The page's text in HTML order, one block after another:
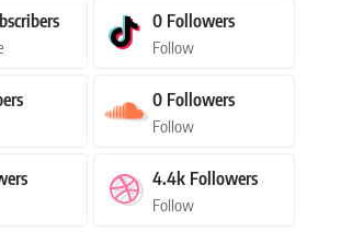
0 Followers
Follow
0 Followers
Follow
4.4k Followers
Follow